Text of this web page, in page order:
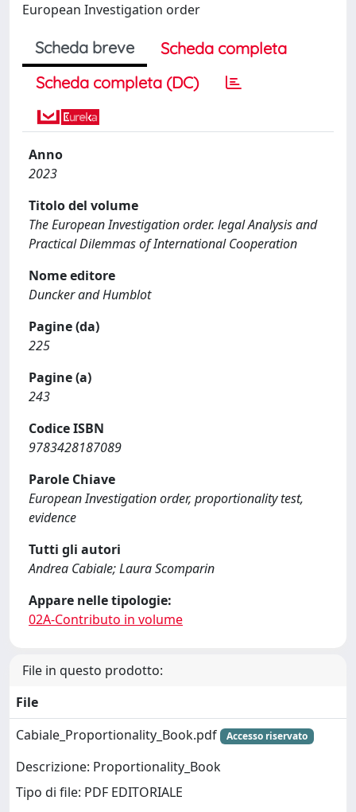
European Investigation order
Scheda breve
Scheda completa
Scheda completa (DC)
Anno
2023
Titolo del volume
The European Investigation order. legal Analysis and
Practical Dilemmas of International Cooperation
Nome editore
Duncker and Humblot
Pagine (da)
225
Pagine (a)
243
Codice ISBN
9783428187089
Parole Chiave
European Investigation order, proportionality test,
evidence
Tutti gli autori
Andrea Cabiale; Laura Scomparin
Appare nelle tipologie:
02A-Contributo in volume
File in questo prodotto:
File
Cabiale_Proportionality_Book.pdf
Accesso riservato
Descrizione: Proportionality_Book
Tipo di file: PDF EDITORIALE